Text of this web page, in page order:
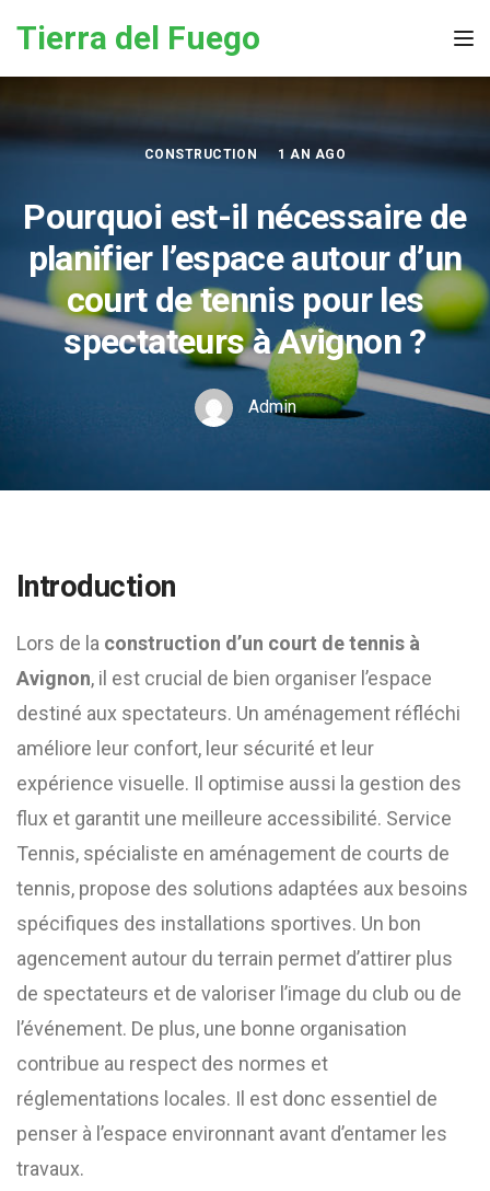
Tierra del Fuego
CONSTRUCTION 1 AN AGO
Pourquoi est-il nécessaire de
planifier l’espace autour d’un
court de tennis pour les
spectateurs à Avignon ?
Admin
Introduction
Lors de la construction d’un court de tennis à
Avignon, il est crucial de bien organiser l’espace
destiné aux spectateurs. Un aménagement réfléchi
améliore leur confort, leur sécurité et leur
expérience visuelle. Il optimise aussi la gestion des
flux et garantit une meilleure accessibilité. Service
Tennis, spécialiste en aménagement de courts de
tennis, propose des solutions adaptées aux besoins
spécifiques des installations sportives. Un bon
agencement autour du terrain permet d’attirer plus
de spectateurs et de valoriser l’image du club ou de
l’événement. De plus, une bonne organisation
contribue au respect des normes et
réglementations locales. Il est donc essentiel de
penser à l’espace environnant avant d’entamer les
travaux.